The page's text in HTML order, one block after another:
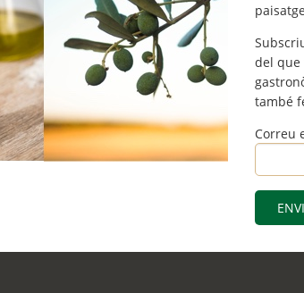
del que
també
Correu
© 2026 Olea Soul, Tots els drets